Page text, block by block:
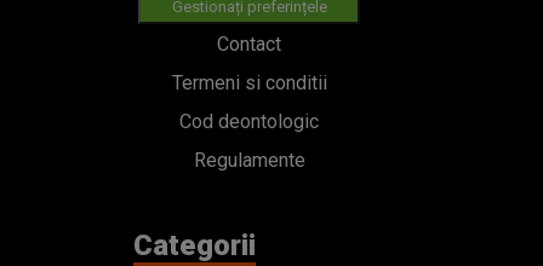
Gestionați preferințele
Contact
Termeni si conditii
Cod deontologic
Regulamente
Categorii